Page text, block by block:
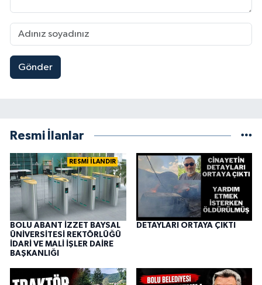
Gönder
Resmi İlanlar
RESMİ İLANDIR
BOLU ABANT İZZET BAYSAL
ÜNİVERSİTESİ REKTÖRLÜĞÜ
İDARİ VE MALİ İŞLER DAİRE
BAŞKANLIĞI
DETAYLARI ORTAYA ÇIKTI